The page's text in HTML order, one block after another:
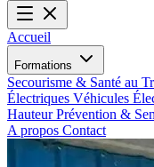
Accueil
Formations
Secourisme & Santé au
Électriques Véhicules
HauteurPrévention &
A propos Contact